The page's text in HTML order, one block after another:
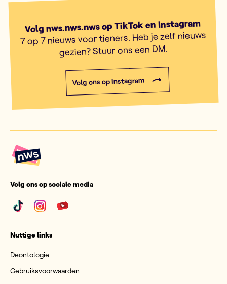
Volg nws.nws.nws op TikTok en Instagram
7 op 7 nieuws voor tieners. Heb je zelf nieuws
gezien? Stuur ons een DM.
Volg ons op Instagram
Volg ons op sociale media
Nuttige links
Deontologie
Gebruiksvoorwaarden